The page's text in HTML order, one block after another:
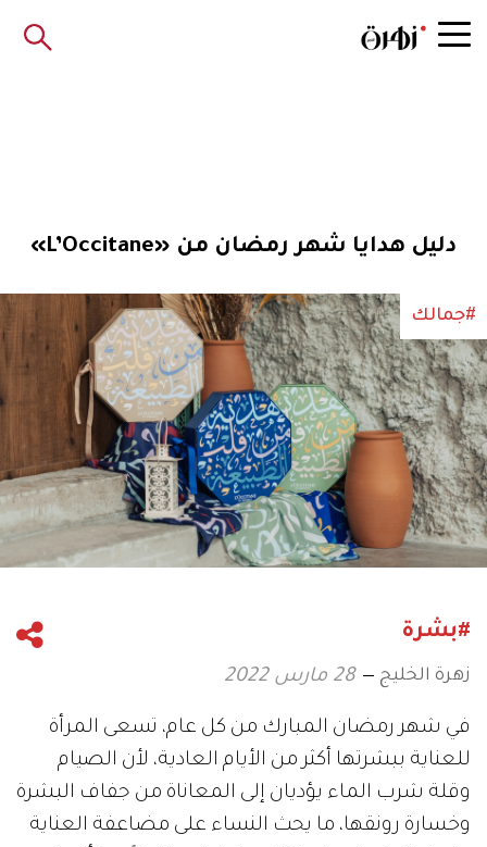
دليل هدايا شهر رمضان من «L’Occitane»
#جمالك
#بشرة
زهرة الخليج 28 مارس 2022
في شهر رمضان المبارك من كل عام، تسعى المرأة
للعناية ببشرتها أكثر من الأيام العادية، لأن الصيام
وقلة شرب الماء يؤديان إلى المعاناة من جفاف البشرة
وخسارة رونقها، ما يحث النساء على مضاعفة العناية